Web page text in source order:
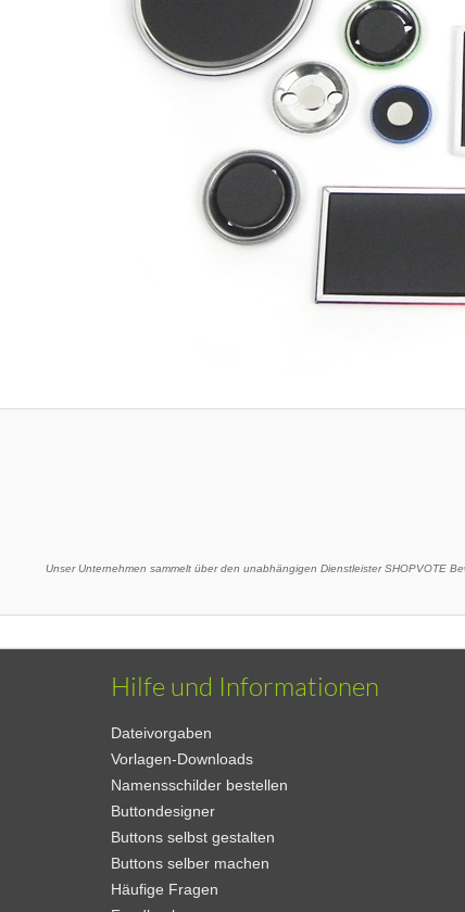
Unser Unternehmen sammelt über den unabhängigen Dienstleister SHOPVOTE
Hilfe und Informationen
Dateivorgaben
Vorlagen-Downloads
Namensschilder bestellen
Buttondesigner
Buttons selbst gestalten
Buttons selber machen
Häufige Fragen